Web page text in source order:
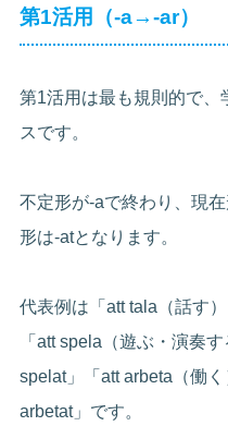
第1活用（-a→-ar）
第1活用は最も規則的で、
スです。
不定形が-aで終わり、現
形は-atとなります。
代表例は「att tala（話す
「att spela（遊ぶ・演
spelat」「att arbeta（働
arbetat」です。